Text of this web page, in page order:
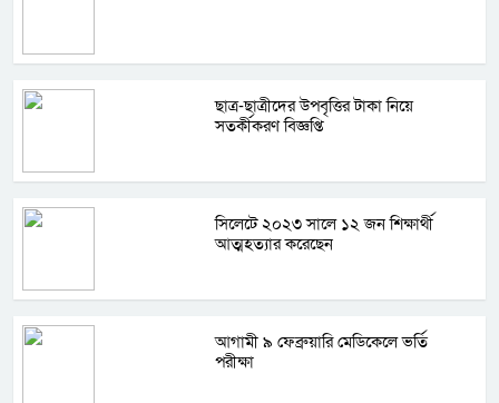
ছাত্র-ছাত্রীদের উপবৃত্তির টাকা নিয়ে
সতর্কীকরণ বিজ্ঞপ্তি
সিলেটে ২০২৩ সালে ১২ জন শিক্ষার্থী
আত্মহত্যার করেছেন
আগামী ৯ ফেব্রুয়ারি মেডিকেলে ভর্তি
পরীক্ষা